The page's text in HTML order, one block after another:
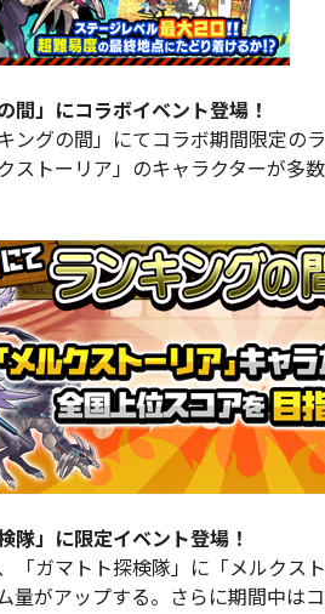
間」にコラボイベント登場！
ングの間」にてコラボ期間限定の
ストーリア」のキャラクターが多
隊」に限定イベント登場！
「ガマトト探検隊」に「メルクス
量がアップする。さらに期間中は